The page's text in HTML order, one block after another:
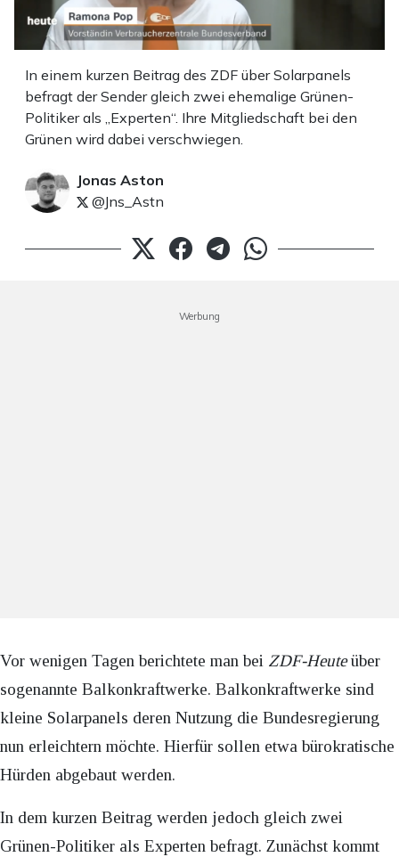
In einem kurzen Beitrag des ZDF über Solarpanels
befragt der Sender gleich zwei ehemalige Grünen-
Politiker als „Experten“. Ihre Mitgliedschaft bei den
Grünen wird dabei verschwiegen.
Jonas Aston
@Jns_Astn
Werbung
Vor wenigen Tagen berichtete man bei ZDF-Heuteüber
sogenannte Balkonkraftwerke. Balkonkraftwerke sind
kleine Solarpanels deren Nutzung die Bundesregierung
nun erleichtern möchte. Hierfür sollen etwa bürokratische
Hürden abgebaut werden.
In dem kurzen Beitrag werden jedoch gleich zwei
Grünen-Politiker als Experten befragt. Zunächst kommt